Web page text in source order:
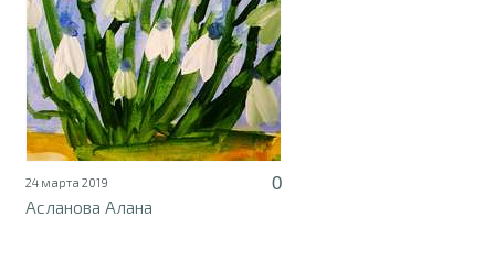
24 марта 2019
0
Асланова Алана